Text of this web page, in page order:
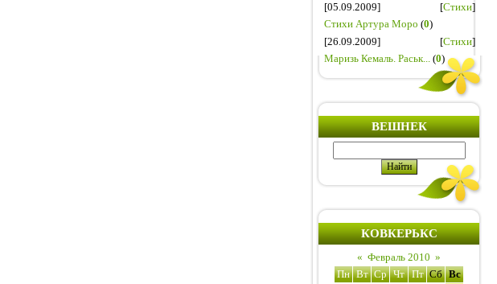
[05.09.2009]
[Стихи]
Стихи Артура Моро (0)
[26.09.2009]
[Стихи]
Маризь Кемаль. Раськ... (0)
ВЕШНЕК
КОВКЕРЬКС
« Февраль 2010 »
Пн Вт Ср Чт Пт Сб Вс